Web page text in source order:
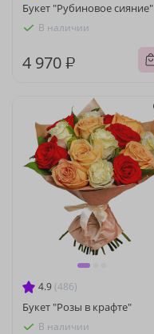
Букет "Рубиновое сияние"
В наличии
4 970 ₽
4.9 (486)
Букет "Розы в крафте"
В наличии